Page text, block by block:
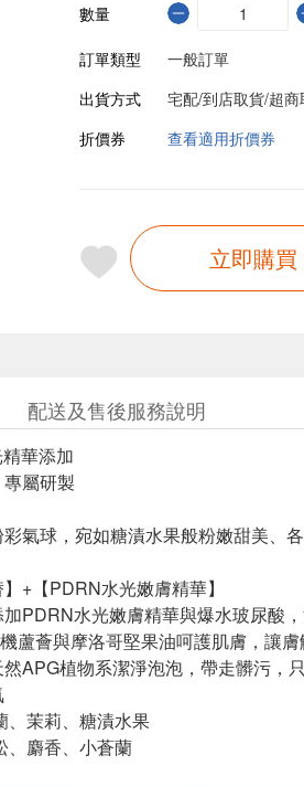
數量
訂單類型
一般訂單
出貨方式
宅配/到店取貨/超商
折價券
查看適用折價券
立即購買
配送及售後服務說明
華添加
屬研製
氣球，宛如糖漬水果般粉嫩甜美、
】+【PDRN水光嫩膚精華】
加PDRN水光嫩膚精華與爆水玻尿酸
機蘆薈與摩洛哥堅果油呵護肌膚，讓
然APG植物系潔淨泡泡，帶走髒污，
、茉莉、糖漬水果
、麝香、小蒼蘭